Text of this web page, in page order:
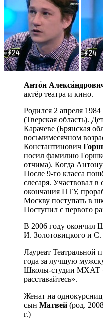
Анто́н
актёр театра и кино.
Родился 2 апреля
(Тверская область).
Карачеве (Брянская
восьмимесячном
Константинович
носил фамилию
отчима). Когда
После 9-го класса
слесаря. Участвовал в
окончания ПТУ,
Москву поступать в
Поступил с первого
В 2006 году окончил
И. Золотовицкого и С.
Лауреат Театральной
года за лучшую
Школы-студии МХАТ
расставайтесь».
Женат на
сын Матвей (род.
г.)